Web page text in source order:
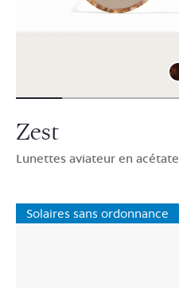
Zest
Lunettes aviateur en acétate
Solaires sans ordonnance